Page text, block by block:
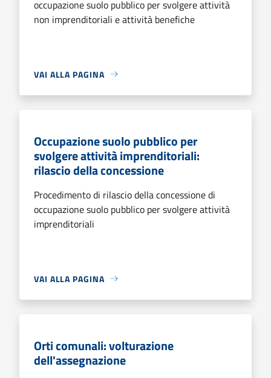
occupazione suolo pubblico per svolgere attività
non imprenditoriali e attività benefiche
VAI ALLA PAGINA
Occupazione suolo pubblico per
svolgere attività imprenditoriali:
rilascio della concessione
Procedimento di rilascio della concessione di
occupazione suolo pubblico per svolgere attività
imprenditoriali
VAI ALLA PAGINA
Orti comunali: volturazione
dell'assegnazione